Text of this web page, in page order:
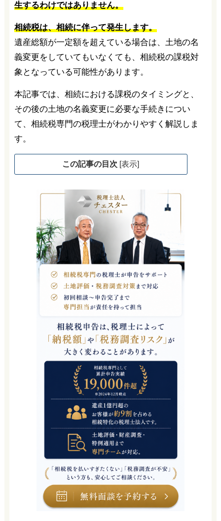
生するわけではありません。
相続税は、相続に伴って発生します。
遺産総額が一定額を超えている場合は、土地の名
義変更をしていてもいなくても、相続税の課税対
象となっている可能性があります。
本記事では、相続における課税のタイミングと、
その後の土地の名義変更に必要な手続きについ
て、相続税専門の税理士がわかりやすく解説しま
す。
この記事の目次 [表示]